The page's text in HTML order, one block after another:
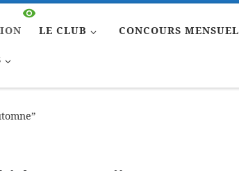
LE CLUB CONCOURS MENSUEL